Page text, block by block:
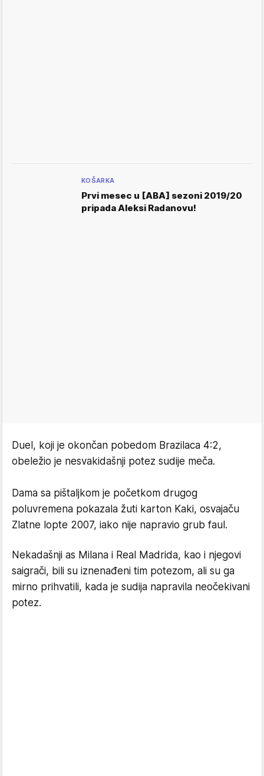
KOŠARKA
Prvi mesec u [ABA] sezoni 2019/20
pripada Aleksi Radanovu!
Duel, koji je okončan pobedom Brazilaca 4:2,
obeležio je nesvakidašnji potez sudije meča.
Dama sa pištaljkom je početkom drugog
poluvremena pokazala žuti karton Kaki, osvajaču
Zlatne lopte 2007, iako nije napravio grub faul.
Nekadašnji as Milana i Real Madrida, kao i njegovi
saigrači, bili su iznenađeni tim potezom, ali su ga
mirno prihvatili, kada je sudija napravila neočekivani
potez.